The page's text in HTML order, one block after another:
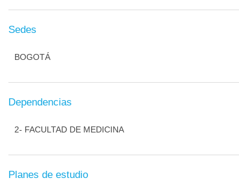
Sedes
BOGOTÁ
Dependencias
2- FACULTAD DE MEDICINA
Planes de estudio